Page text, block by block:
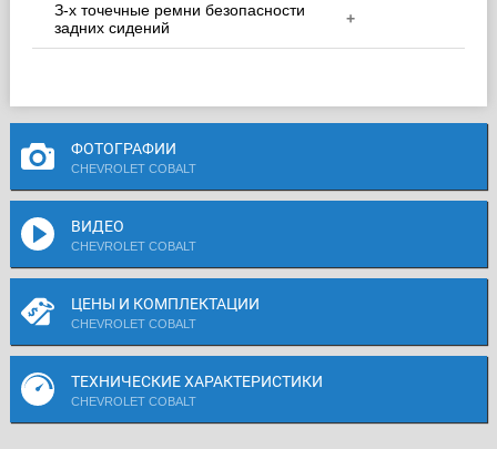
З-х точечные ремни безопасности
задних сидений
+
ФОТОГРАФИИ
CHEVROLET COBALT
ВИДЕО
CHEVROLET COBALT
ЦЕНЫ И КОМПЛЕКТАЦИИ
CHEVROLET COBALT
ТЕХНИЧЕСКИЕ ХАРАКТЕРИСТИКИ
CHEVROLET COBALT